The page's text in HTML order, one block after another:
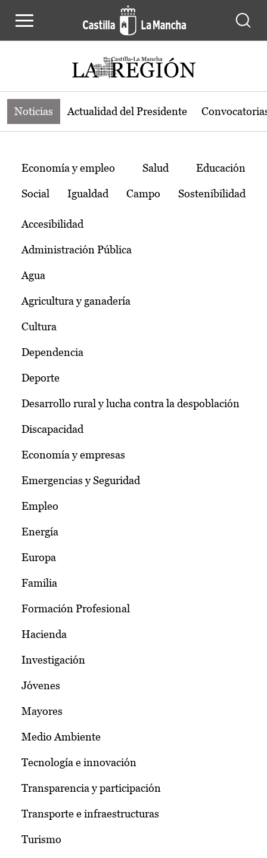
Noticias de la región de Castilla-La
Noticias Actualidad del Presidente
Temas
Economía y empleo Salud Educación
Social Igualdad Campo Sostenibilidad
Accesibilidad
Administración Pública
Agua
Agricultura y ganadería
Cultura
Dependencia
Deporte
Desarrollo rural y lucha contra la despoblación
Discapacidad
Economía y empresas
Emergencias y Seguridad
Empleo
Energía
Europa
Familia
Formación Profesional
Hacienda
Investigación
Jóvenes
Mayores
Medio Ambiente
Tecnología e innovación
Transparencia y participación
Transporte e infraestructuras
Turismo